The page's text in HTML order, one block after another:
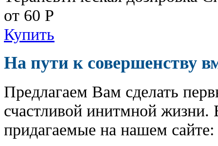
от 60 Р
Купить
На пути к совершенству
Предлагаем Вам сделать
счастливой инитмной жизни.
придагаемые на нашем сайте: